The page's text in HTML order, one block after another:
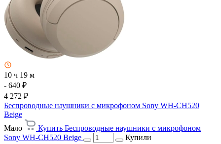
10 ч 19 м
- 640 ₽
4 272 ₽
Беспроводные наушники с микрофоном Sony WH-CH520
Beige
Мало
Купить Беспроводные наушники с микрофоном
Sony WH-CH520 Beige
Купили